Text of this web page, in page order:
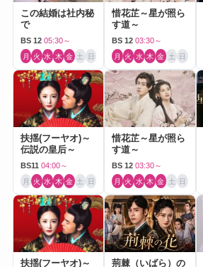
この結婚は社内秘
で
BS 12 05:30～
月 火 水 木 金 土 日
惜花芷～星が照ら
す道～
BS 12 03:30～
月 火 水 木 金 土 日
扶揺(フーヤオ)～
伝説の皇后～
BS11 04:00～
月 火 水 木 金 土 日
惜花芷～星が照ら
す道～
BS 12 03:30～
月 火 水 木 金 土 日
扶揺(フーヤオ)～
荊棘（いばら）の